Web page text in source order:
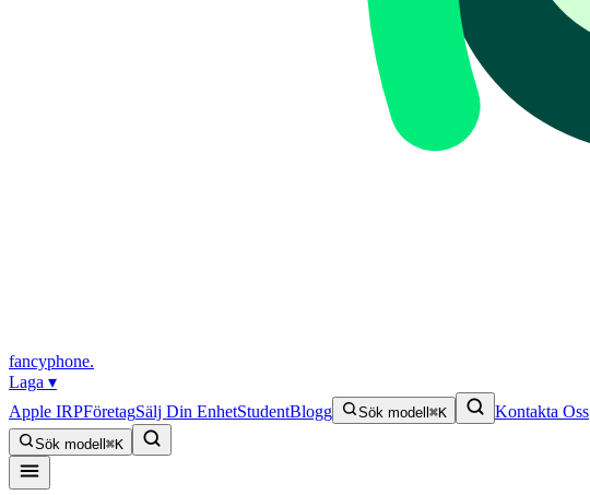
fancyphone.
Laga ▾
Apple IRPFöretagSälj Din EnhetStudentBlogg Sök modell ⌘K Kontakta Oss
Sök modell ⌘K